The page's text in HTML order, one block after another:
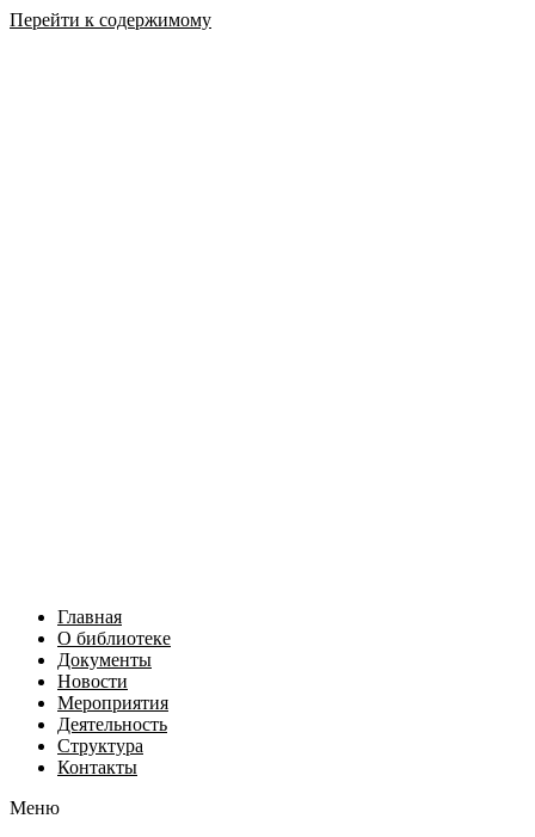
Перейти к содержимому
Главная
О библиотеке
Документы
Новости
Мероприятия
Деятельность
Структура
Контакты
Меню